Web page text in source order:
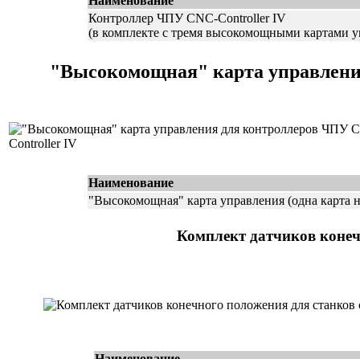
Контроллер ЧПУ CNC-Controller IV
(в комплекте с тремя высокомощными картами
"Высокомощная" карта
Наименование
"Высокомощная" карта управления (одна карта
Комплект датчиков